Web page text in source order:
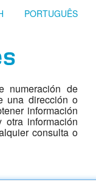
PORTUGUÊS
numeración de
una dirección o
información
otra información
consulta o